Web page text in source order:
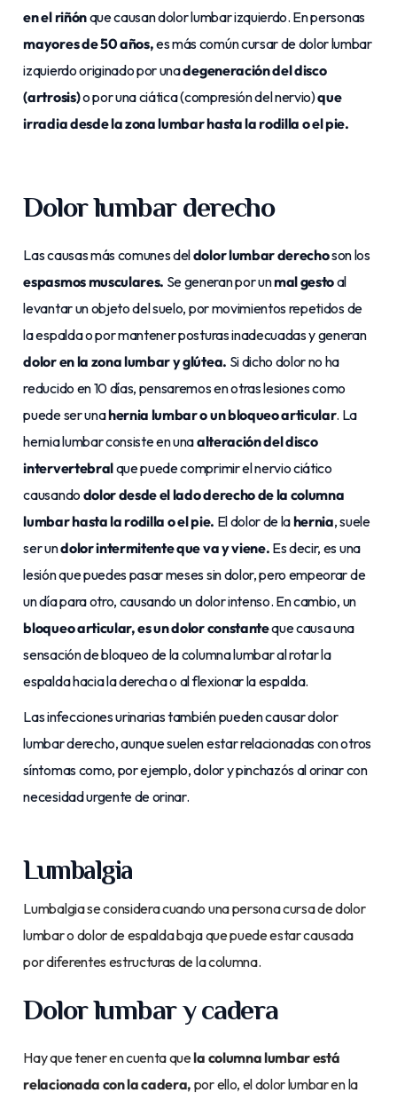
en el riñónque causan dolor lumbar izquierdo. En personas
mayores de 50 años,es más común cursar de dolor lumbar
izquierdo originado por unadegeneración del disco
(artrosis)o por una ciática (compresión del nervio)que
irradia desde la zona lumbar hasta la rodilla o el pie.
Dolor lumbar derecho
Las causas más comunes deldolor lumbar derechoson los
espasmos musculares. Se generan por unmal gestoal
levantar un objeto del suelo, por movimientos repetidos de
la espalda o por mantener posturas inadecuadas y generan
dolor en la zona lumbar y glútea. Si dicho dolor no ha
reducido en 10 días, pensaremos en otras lesiones como
puede ser unahernia lumbaro un bloqueo articular. La
hernia lumbar consiste en unaalteración del disco
intervertebralque puede comprimir el nervio ciático
causando dolor desde el lado derecho de la columna
lumbar hasta la rodilla o el pie. El dolor de lahernia, suele
ser undolor intermitente que va y viene. Es decir, es una
lesión que puedes pasar meses sin dolor, pero empeorar de
un día para otro, causando un dolor intenso. En cambio, un
bloqueo articular, es un dolor constanteque causa una
sensación de bloqueo de la columna lumbar al rotar la
espalda hacia la derecha o al flexionar la espalda.
Las infecciones urinarias también pueden causar dolor
lumbar derecho, aunque suelen estar relacionadas con otros
síntomas como, por ejemplo, dolor y pinchazós al orinar con
necesidad urgente de orinar.
Lumbalgia
Lumbalgia se considera cuando una persona cursa de dolor
lumbar o dolor de espalda baja que puede estar causada
por diferentes estructuras de la columna.
Dolor lumbar y cadera
Hay que tener en cuenta quela columna lumbar está
relacionada con la cadera, por ello, el dolor lumbar en la